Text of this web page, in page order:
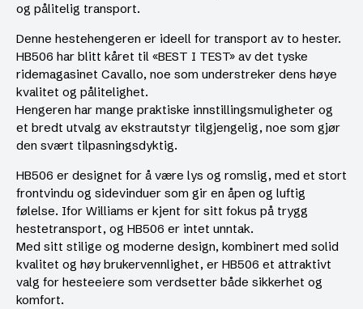
og pålitelig transport.
Denne hestehengeren er ideell for transport av to hester.
HB506 har blitt kåret til «BEST I TEST» av det tyske
ridemagasinet Cavallo, noe som understreker dens høye
kvalitet og pålitelighet.
Hengeren har mange praktiske innstillingsmuligheter og
et bredt utvalg av ekstrautstyr tilgjengelig, noe som gjør
den svært tilpasningsdyktig.
HB506 er designet for å være lys og romslig, med et stort
frontvindu og sidevinduer som gir en åpen og luftig
følelse. Ifor Williams er kjent for sitt fokus på trygg
hestetransport, og HB506 er intet unntak.
Med sitt stilige og moderne design, kombinert med solid
kvalitet og høy brukervennlighet, er HB506 et attraktivt
valg for hesteeiere som verdsetter både sikkerhet og
komfort.